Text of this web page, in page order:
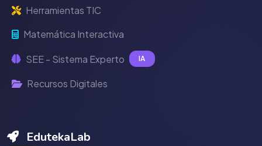
Herramientas TIC
Matemática Interactiva
SEE - Sistema Experto IA
Recursos Digitales
EdutekaLab